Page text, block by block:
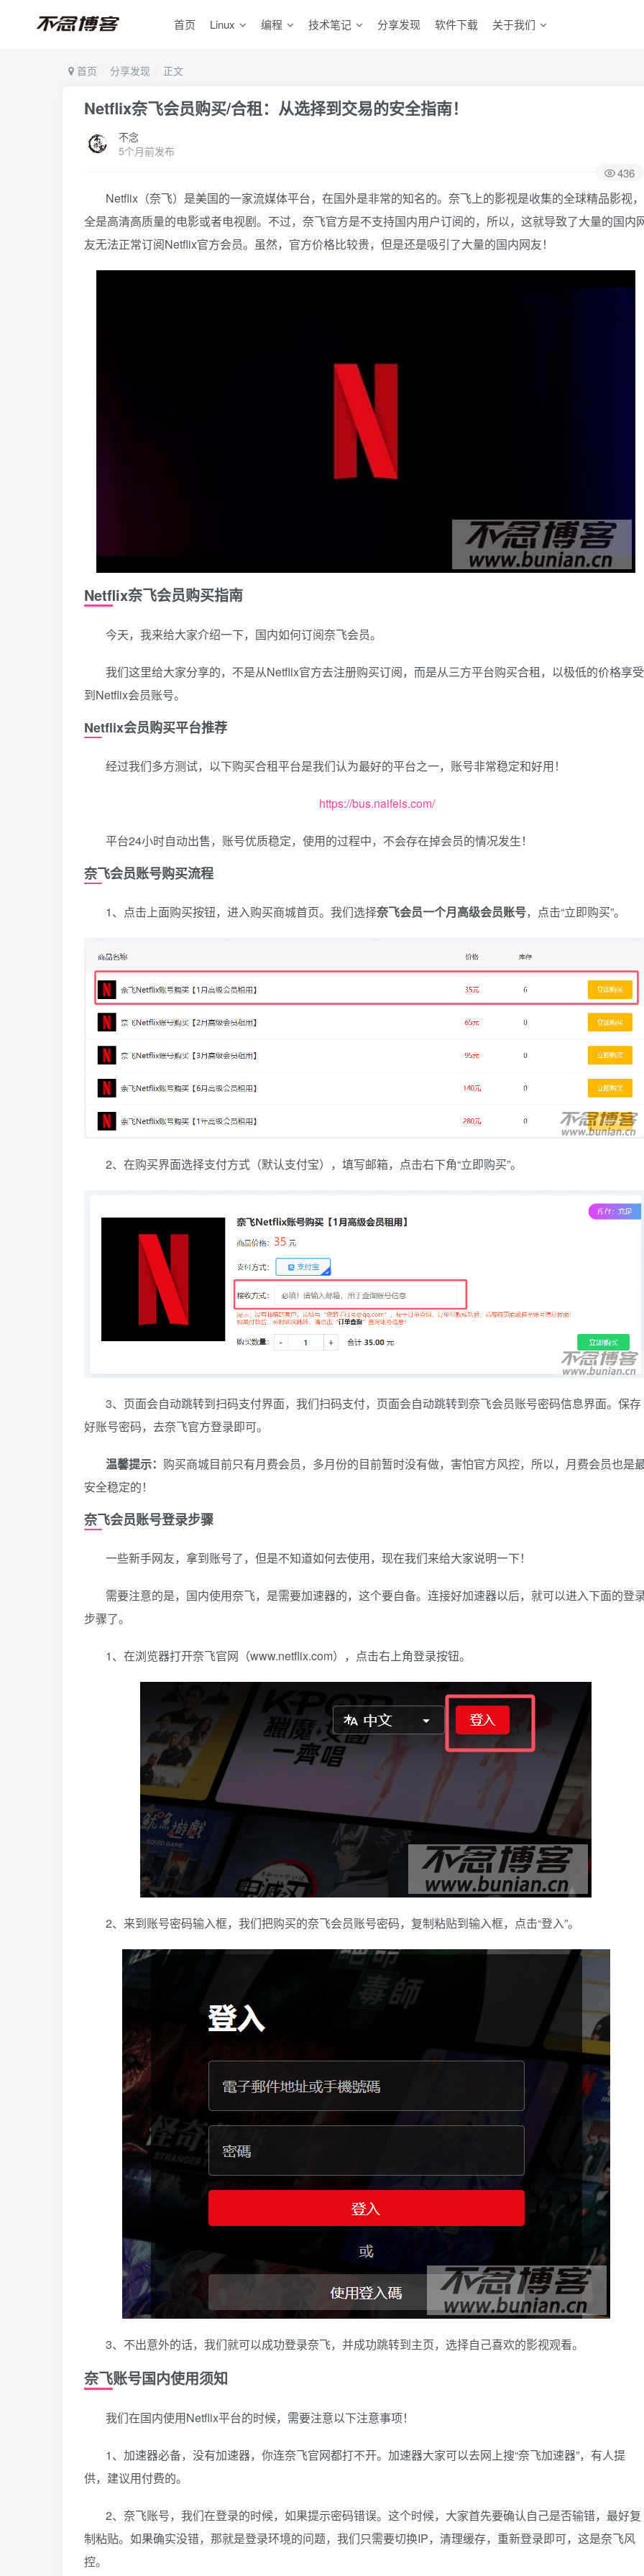
首页 Linux 编程 技术笔记 分享发现 软件下载 关于我们
首页 分享发现 正文
Netflix奈飞会员购买/合租：从选择到交易的安全指南！
不念
5个月前发布
436
Netflix（奈飞）是美国的一家流媒体平台，在国外是非常的知名的。奈飞上的影视是收集的全球精品影视，
全是高清高质量的电影或者电视剧。不过，奈飞官方是不支持国内用户订阅的，所以，这就导致了大量的国内
友无法正常订阅Netflix官方会员。虽然，官方价格比较贵，但是还是吸引了大量的国内网友！
Netflix奈飞会员购买指南
今天，我来给大家介绍一下，国内如何订阅奈飞会员。
我们这里给大家分享的，不是从Netflix官方去注册购买订阅，而是从三方平台购买合租，以极低的价格享受
到Netflix会员账号。
Netflix会员购买平台推荐
经过我们多方测试，以下购买合租平台是我们认为最好的平台之一，账号非常稳定和好用！
https://bus.naifeis.com/
平台24小时自动出售，账号优质稳定，使用的过程中，不会存在掉会员的情况发生！
奈飞会员账号购买流程
1、点击上面购买按钮，进入购买商城首页。我们选择奈飞会员一个月高级会员账号，点击“立即购买”。
2、在购买界面选择支付方式（默认支付宝），填写邮箱，点击右下角“立即购买”。
3、页面会自动跳转到扫码支付界面，我们扫码支付，页面会自动跳转到奈飞会员账号密码信息界面。保存
好账号密码，去奈飞官方登录即可。
温馨提示： 购买商城目前只有月费会员，多月份的目前暂时没有做，害怕官方风控，所以，月费会员也是
安全稳定的！
奈飞会员账号登录步骤
一些新手网友，拿到账号了，但是不知道如何去使用，现在我们来给大家说明一下！
需要注意的是，国内使用奈飞，是需要加速器的，这个要自备。连接好加速器以后，就可以进入下面的登
步骤了。
1、在浏览器打开奈飞官网（www.netflix.com），点击右上角登录按钮。
2、来到账号密码输入框，我们把购买的奈飞会员账号密码，复制粘贴到输入框，点击“登入”。
3、不出意外的话，我们就可以成功登录奈飞，并成功跳转到主页，选择自己喜欢的影视观看。
奈飞账号国内使用须知
我们在国内使用Netflix平台的时候，需要注意以下注意事项！
1、加速器必备，没有加速器，你连奈飞官网都打不开。加速器大家可以去网上搜“奈飞加速器”，有人提
供，建议用付费的。
2、奈飞账号，我们在登录的时候，如果提示密码错误。这个时候，大家首先要确认自己是否输错，最好复
制粘贴。如果确实没错，那就是登录环境的问题，我们只需要切换IP，清理缓存，重新登录即可，这是奈飞风
控。